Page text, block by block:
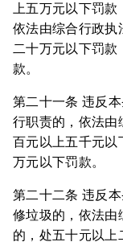
上五万元以下罚款
依法由综合行政执
二十万元以下罚款
款。
第二十一条 违反
行职责的，依法由
百元以上五千元以
万元以下罚款。
第二十二条 违反
修垃圾的，依法由
的，处五十元以上